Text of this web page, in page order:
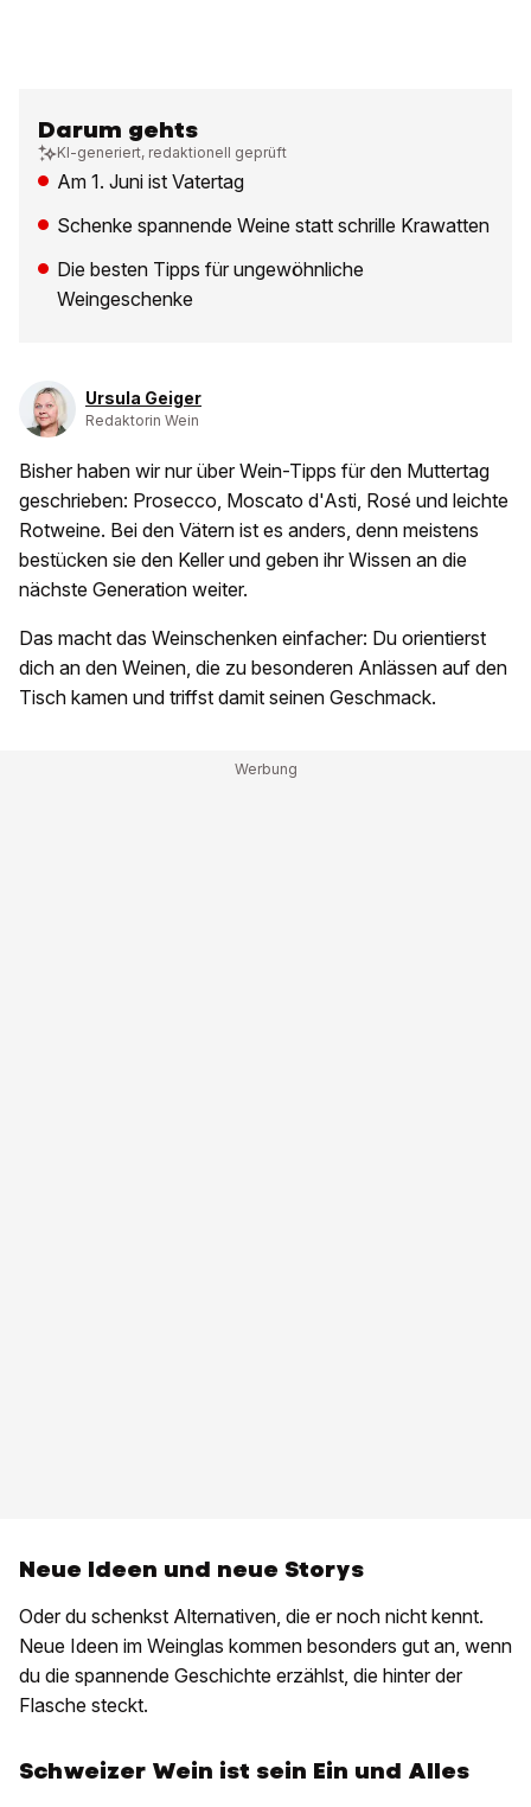
Darum gehts
KI-generiert, redaktionell geprüft
Am 1. Juni ist Vatertag
Schenke spannende Weine statt schrille Krawatten
Die besten Tipps für ungewöhnliche
Weingeschenke
Ursula Geiger
Redaktorin Wein
Bisher haben wir nur über Wein-Tipps für den Muttertag
geschrieben: Prosecco, Moscato d'Asti, Rosé und leichte
Rotweine. Bei den Vätern ist es anders, denn meistens
bestücken sie den Keller und geben ihr Wissen an die
nächste Generation weiter.
Das macht das Weinschenken einfacher: Du orientierst
dich an den Weinen, die zu besonderen Anlässen auf den
Tisch kamen und triffst damit seinen Geschmack.
Neue Ideen und neue Storys
Oder du schenkst Alternativen, die er noch nicht kennt.
Neue Ideen im Weinglas kommen besonders gut an, wenn
du die spannende Geschichte erzählst, die hinter der
Flasche steckt.
Schweizer Wein ist sein Ein und Alles